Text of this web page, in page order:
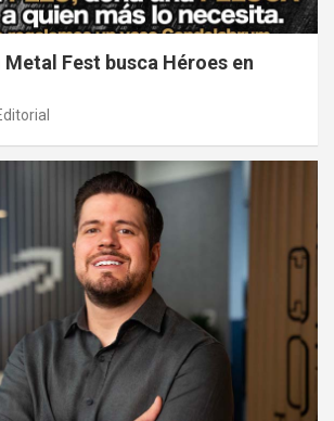
Fest busca Héroes en